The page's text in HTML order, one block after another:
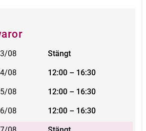
08 Stängt
08 12:00 – 16:30
08 12:00 – 16:30
08 12:00 – 16:30